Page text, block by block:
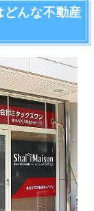
どんな不動産